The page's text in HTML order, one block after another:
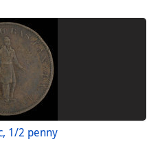
1/2 penny